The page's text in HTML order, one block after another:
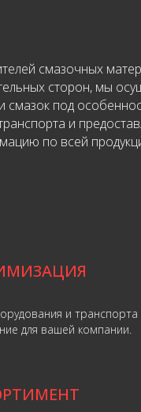
смазочных
сторон, мы
смазок под
и
по всей
и
для вашей компании.